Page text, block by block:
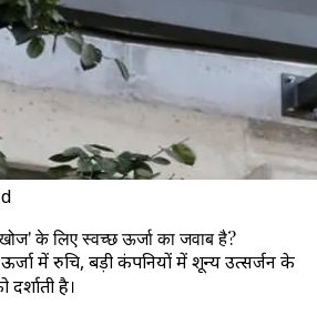
के लिए स्वच्छ ऊर्जा का जवाब है?
ऊर्जा में रुचि, बड़ी कंपनियों में शून्य उत्सर्जन के
दर्शाती है।